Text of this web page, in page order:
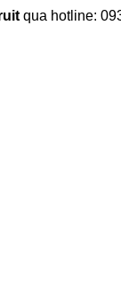
qua hotline: